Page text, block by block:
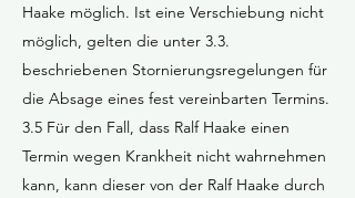
Haake möglich. Ist eine Verschiebung nicht
möglich, gelten die unter 3.3.
beschriebenen Stornierungsregelungen für
die Absage eines fest vereinbarten Termins.
3.5 Für den Fall, dass Ralf Haake einen
Termin wegen Krankheit nicht wahrnehmen
kann, kann dieser von der Ralf Haake durch